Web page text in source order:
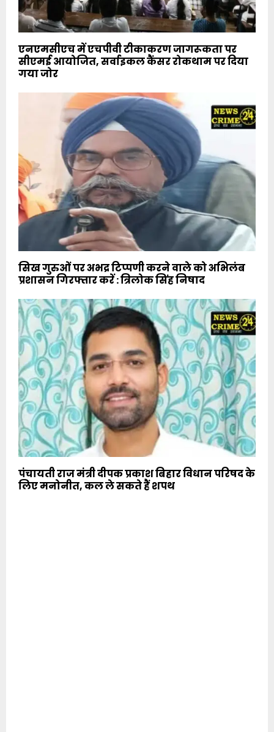
एनएमसीएच में एचपीवी टीकाकरण जागरूकता पर
सीएमई आयोजित, सर्वाइकल कैंसर रोकथाम पर दिया
गया जोर
सिख गुरुओं पर अभद्र टिप्पणी करने वाले को अभिलंब
प्रशासन गिरफ्तार करें : त्रिलोक सिंह निषाद
पंचायती राज मंत्री दीपक प्रकाश बिहार विधान परिषद के
लिए मनोनीत, कल ले सकते हैं शपथ